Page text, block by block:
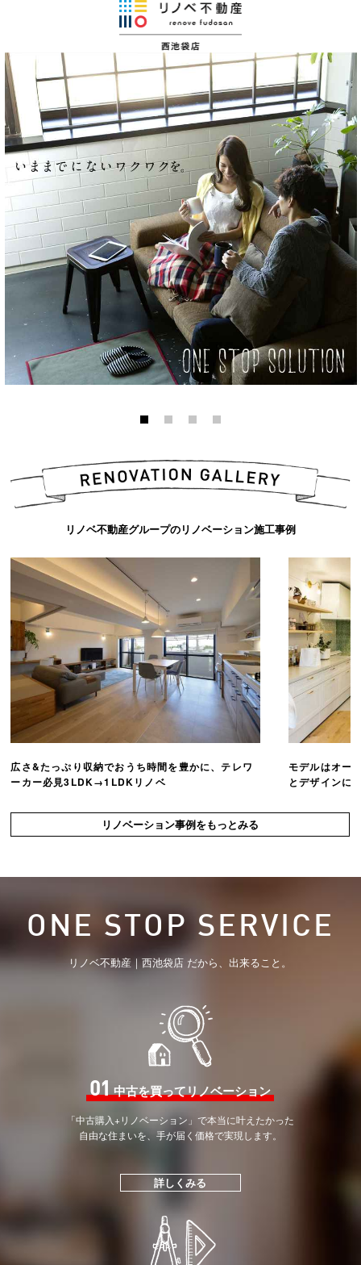
リノベ不動産グループのリノベーション施工事例
広さ&たっぷり収納でおうち時間を豊かに、テレワ
ーカー必見3LDK→1LDKリノベ
モデルはオー
とデザインに
リノベーション事例をもっとみる
ONE STOP SERVICE
リノベ不動産｜西池袋店 だから、出来ること。
01中古を買ってリノベーション
「中古購入+リノベーション」で本当に叶えたかった
自由な住まいを、手が届く価格で実現します。
詳しくみる